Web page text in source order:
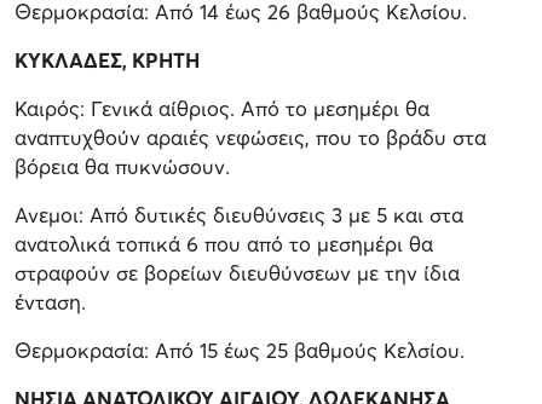
Θερμοκρασία: Από 14 έως 26 βαθμούς Κελσίου.
ΚΥΚΛΑΔΕΣ, ΚΡΗΤΗ
Καιρός: Γενικά αίθριος. Από το μεσημέρι θα
αναπτυχθούν αραιές νεφώσεις, που το βράδυ στα
βόρεια θα πυκνώσουν.
Ανεμοι: Από δυτικές διευθύνσεις 3 με 5 και στα
ανατολικά τοπικά 6 που από το μεσημέρι θα
στραφούν σε βορείων διευθύνσεων με την ίδια
ένταση.
Θερμοκρασία: Από 15 έως 25 βαθμούς Κελσίου.